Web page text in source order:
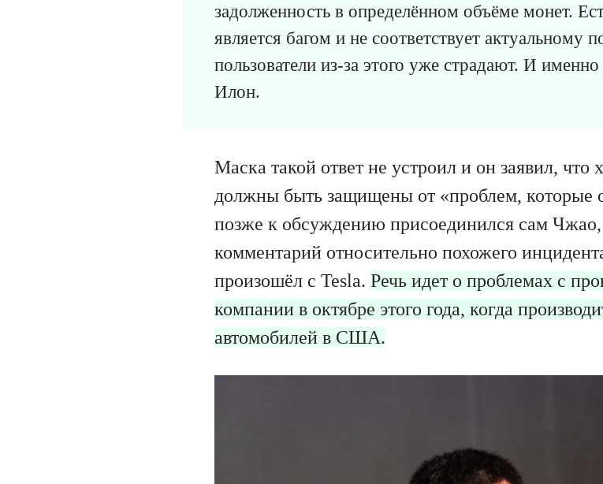
задолженность в определённом объёме монет.
является багом и не соответствует актуальному
пользователи из-за этого уже страдают. И
Илон.
Маска такой ответ не устроил и он заявил,
должны быть защищены от «проблем, которые
позже к обсуждению присоединился сам
комментарий относительно похожего
произошёл с Tesla. Речь идет о проблемах с
компании в октябре этого года, когда
автомобилей в США.